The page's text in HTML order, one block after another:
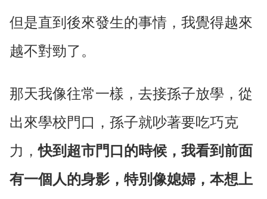
但是直到後來發生的事情，我覺得越來
越不對勁了。
那天我像往常一樣，去接孫子放學，從
出來學校門口，孫子就吵著要吃巧克
力，快到超市門口的時候，我看到前面
有一個人的身影，特別像媳婦，本想上